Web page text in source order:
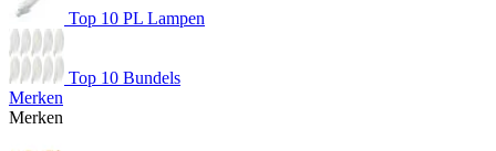
Top 10 PL Lampen
Top 10 Bundels
Merken
Merken